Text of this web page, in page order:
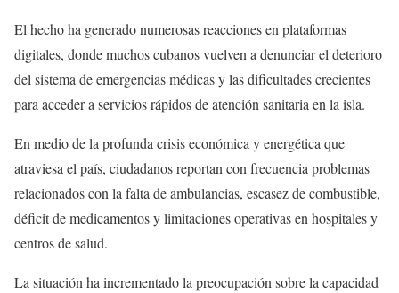
El hecho ha generado numerosas reacciones en plataformas
digitales, donde muchos cubanos vuelven a denunciar el deterioro
del sistema de emergencias médicas y las dificultades crecientes
para acceder a servicios rápidos de atención sanitaria en la isla.
En medio de la profunda crisis económica y energética que
atraviesa el país, ciudadanos reportan con frecuencia problemas
relacionados con la falta de ambulancias, escasez de combustible,
déficit de medicamentos y limitaciones operativas en hospitales y
centros de salud.
La situación ha incrementado la preocupación sobre la capacidad